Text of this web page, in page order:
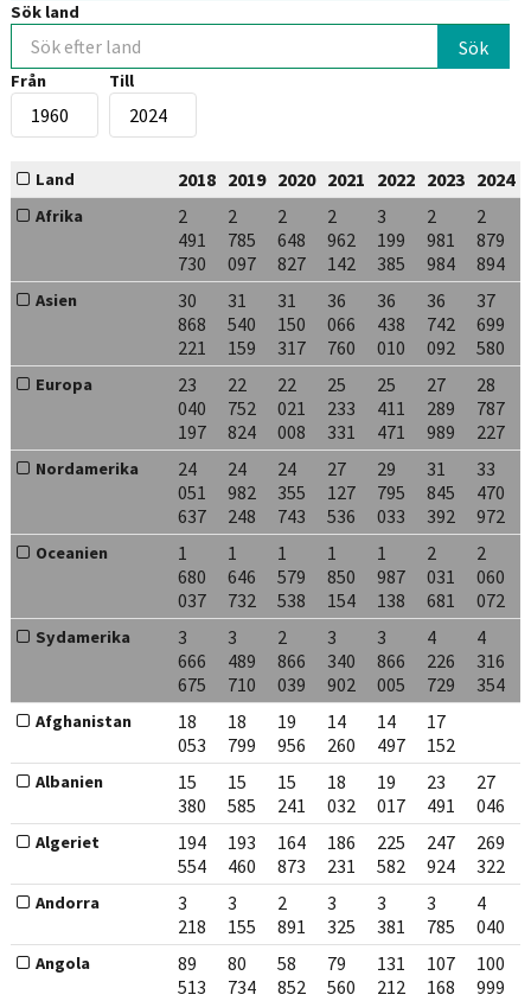
Sök land
Från Till
Land 2018 2019 2020 2021 2022 2023 2024
Afrika
2
491
730
2
785
097
2
648
827
2
962
142
3
199
385
2
981
984
2
879
894
Asien
30
868
221
31
540
159
31
150
317
36
066
760
36
438
010
36
742
092
37
699
580
Europa
23
040
197
22
752
824
22
021
008
25
233
331
25
411
471
27
289
989
28
787
227
Nordamerika
24
051
637
24
982
248
24
355
743
27
127
536
29
795
033
31
845
392
33
470
972
Oceanien
1
680
037
1
646
732
1
579
538
1
850
154
1
987
138
2
031
681
2
060
072
Sydamerika
3
666
675
3
489
710
2
866
039
3
340
902
3
866
005
4
226
729
4
316
354
Afghanistan
18
053
18
799
19
956
14
260
14
497
17
152
Albanien
15
380
15
585
15
241
18
032
19
017
23
491
27
046
Algeriet
194
554
193
460
164
873
186
231
225
582
247
924
269
322
Andorra
3
218
3
155
2
891
3
325
3
381
3
785
4
040
Angola
89
513
80
734
58
852
79
560
131
212
107
168
100
999